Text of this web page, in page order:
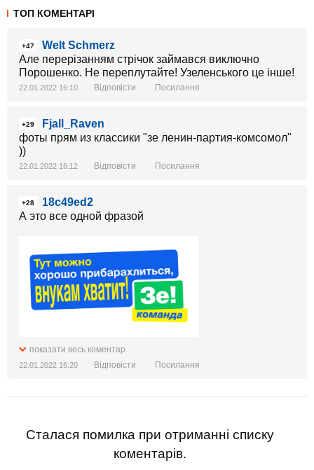
ТОП КОМЕНТАРІ
+47
Welt Schmerz
Але перерізанням стрічок займався виключно
Порошенко. Не переплутайте! Узеленського це інше!
22.01.2022 16:10 Відповісти Посилання
+29
Fjall_Raven
фоты прям из классики "зе ленин-партия-комсомол"
))
22.01.2022 16:12 Відповісти Посилання
+28
18c49ed2
А это все одной фразой
показати весь коментар
22.01.2022 16:20 Відповісти Посилання
Сталася помилка при отриманні списку
коментарів.